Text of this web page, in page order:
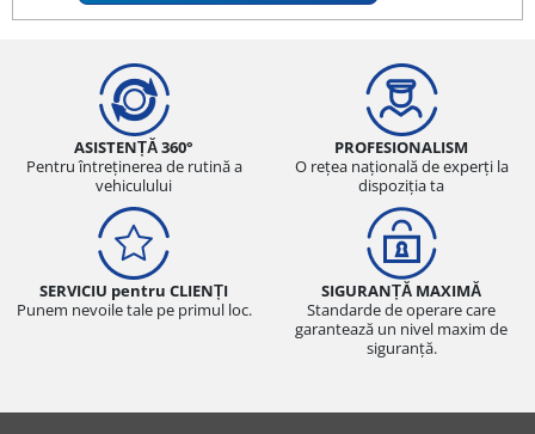
ASISTENȚĂ 360°
Pentru întreținerea de rutină a
vehiculului
PROFESIONALISM
O rețea națională de experți la
dispoziția ta
SERVICIU pentru CLIENȚI
Punem nevoile tale pe primul loc.
SIGURANȚĂ MAXIMĂ
Standarde de operare care
garantează un nivel maxim de
siguranță.